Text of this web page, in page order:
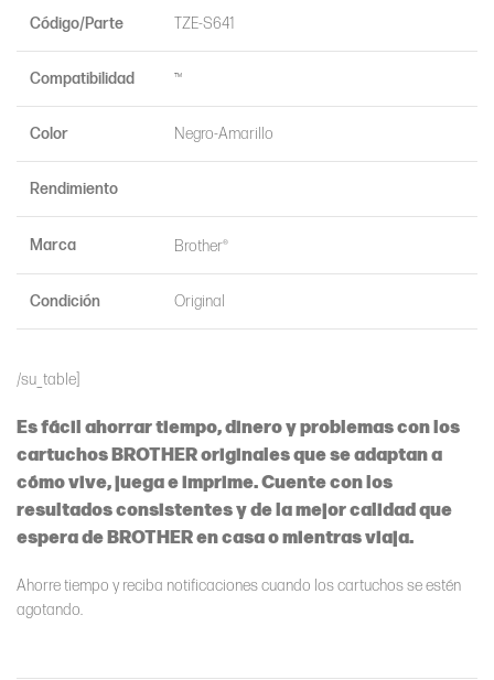
Código/Parte TZE-S641
Compatibilidad ™
Color Negro-Amarillo
Rendimiento
Marca Brother®
Condición Original
/su_table]
Es fácil ahorrar tiempo, dinero y problemas con los
cartuchos BROTHER originales que se adaptan a
cómo vive, juega e imprime. Cuente con los
resultados consistentes y de la mejor calidad que
espera de BROTHER en casa o mientras viaja.
Ahorre tiempo y reciba notificaciones cuando los cartuchos se estén
agotando.